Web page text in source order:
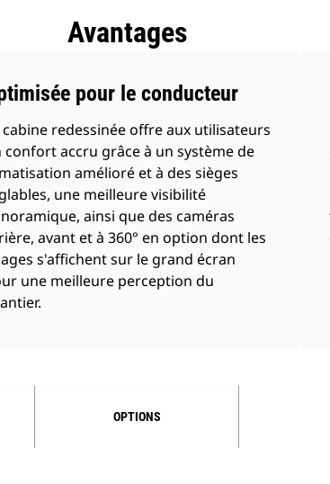
Avantages
pour le conducteur
cabine redessinée offre aux utilisateurs
confort accru grâce à un système de
amélioré et à des sièges
une meilleure visibilité
ainsi que des caméras
avant et à 360° en option dont les
s'affichent sur le grand écran
une meilleure perception du
OPTIONS